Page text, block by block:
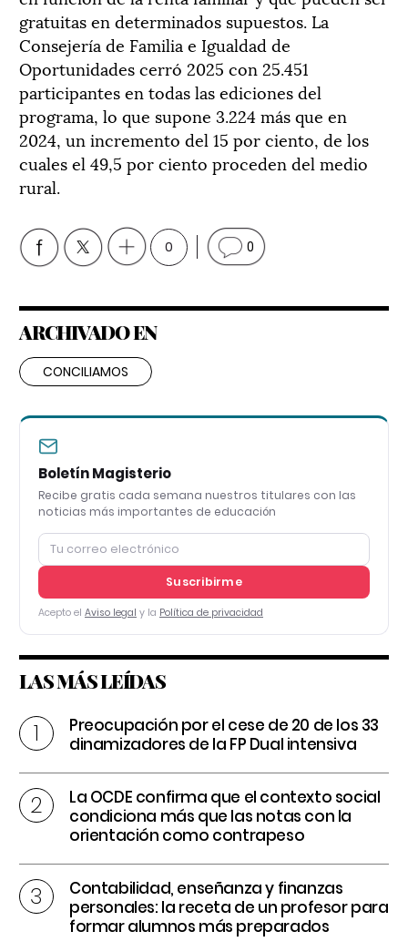
gratuitas en determinados supuestos. La
Consejería de Familia e Igualdad de
Oportunidades cerró 2025 con 25.451
participantes en todas las ediciones del
programa, lo que supone 3.224 más que en
2024, un incremento del 15 por ciento, de los
cuales el 49,5 por ciento proceden del medio
rural.
0 0
ARCHIVADO EN
CONCILIAMOS
Boletín Magisterio
Recibe gratis cada semana nuestros titulares con las
noticias más importantes de educación
Suscribirme
Acepto el Aviso legal y la Política de privacidad
LAS MÁS LEÍDAS
Preocupación por el cese de 20 de los 33
dinamizadores de la FP Dual intensiva
La OCDE confirma que el contexto social
condiciona más que las notas con la
orientación como contrapeso
Contabilidad, enseñanza y finanzas
personales: la receta de un profesor para
formar alumnos más preparados